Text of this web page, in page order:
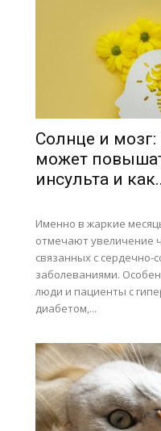
Солнце и
может
инсульта и
Именно в жаркие
отмечают увеличение
связанных с сердечно-
заболеваниями.
люди и пациенты с
диабетом,...